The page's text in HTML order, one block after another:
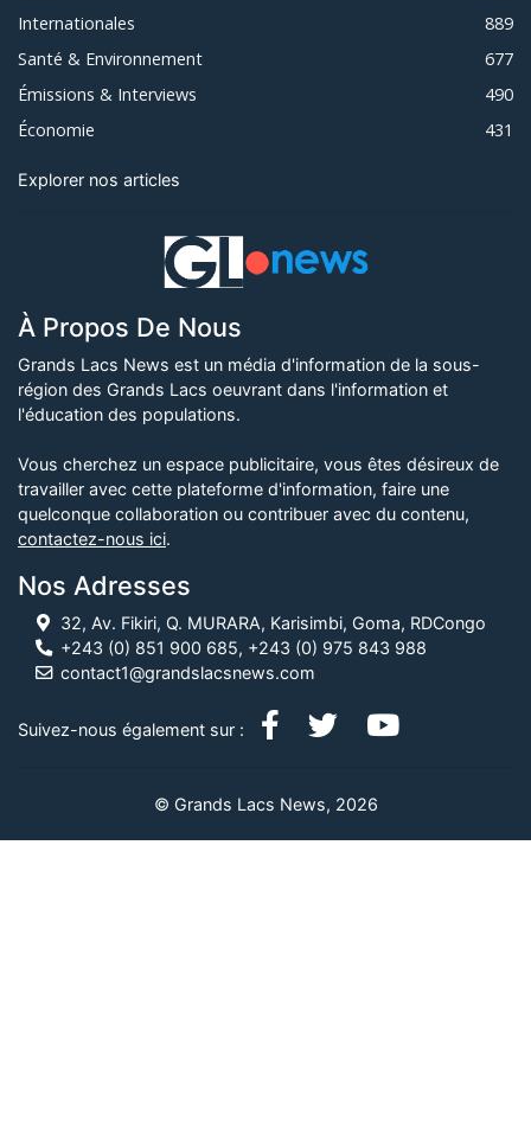
Internationales
889
Santé & Environnement
677
Émissions & Interviews
490
Économie
431
Explorer nos articles
À Propos De Nous
Grands Lacs News est un média d'information de la sous-
région des Grands Lacs oeuvrant dans l'information et
l'éducation des populations.
Vous cherchez un espace publicitaire, vous êtes désireux de
travailler avec cette plateforme d'information, faire une
quelconque collaboration ou contribuer avec du contenu,
contactez-nous ici.
Nos Adresses
32, Av. Fikiri, Q. MURARA, Karisimbi, Goma, RDCongo
+243 (0) 851 900 685, +243 (0) 975 843 988
contact1@grandslacsnews.com
Suivez-nous également sur :
© Grands Lacs News, 2026